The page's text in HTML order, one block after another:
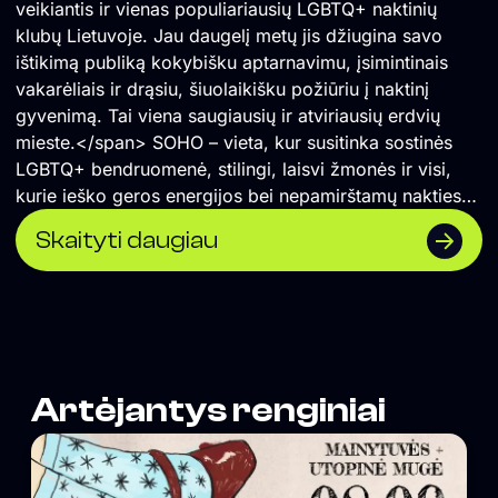
http://sohoclub.lt/keiino
Admission at the door after the concert:
23:00-04:00 7 €
04:00-07:00 3 €
* FREE su KEiiNO koncerto bilietais
▬▬▬▬▬▬▬▬▬▬
Daugiau informacijos – www.sohoclub.lt
Soho Dainyklos projekto veiklas iš dalies finansuoja Vilniaus
miesto savivaldyb
veikiantis ir vienas populiariausių LGBTQ+ naktinių
klubų Lietuvoje. Jau daugelį metų jis džiugina savo
ištikimą publiką kokybišku aptarnavimu, įsimintinais
vakarėliais ir drąsiu, šiuolaikišku požiūriu į naktinį
gyvenimą. Tai viena saugiausių ir atviriausių erdvių
mieste.</span> SOHO – vieta, kur susitinka sostinės
LGBTQ+ bendruomenė, stilingi, laisvi žmonės ir visi,
kurie ieško geros energijos bei nepamirštamų nakties
akimirkų.
Skaityti daugiau
Artėjantys renginiai